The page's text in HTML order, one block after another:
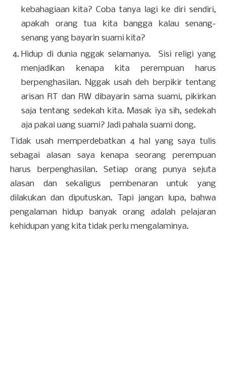
kebahagiaan kita? Coba tanya lagi ke diri sendiri,
apakah orang tua kita bangga kalau senang-
senang yang bayarin suami kita?
Hidup di dunia nggak selamanya. Sisi religi yang
menjadikan kenapa kita perempuan harus
berpenghasilan. Nggak usah deh berpikir tentang
arisan RT dan RW dibayarin sama suami, pikirkan
saja tentang sedekah kita. Masak iya sih, sedekah
aja pakai uang suami? Jadi pahala suami dong.
Tidak usah memperdebatkan 4 hal yang saya tulis
sebagai alasan saya kenapa seorang perempuan
harus berpenghasilan. Setiap orang punya sejuta
alasan dan sekaligus pembenaran untuk yang
dilakukan dan diputuskan. Tapi jangan lupa, bahwa
pengalaman hidup banyak orang adalah pelajaran
kehidupan yang kita tidak perlu mengalaminya.